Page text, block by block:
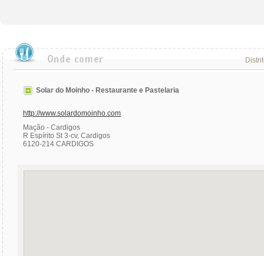
Solar do Moinho - Restaurante e Pastelaria
http://www.solardomoinho.com
Mação - Cardigos
R Espírito St 3-cv, Cardigos
6120-214 CARDIGOS